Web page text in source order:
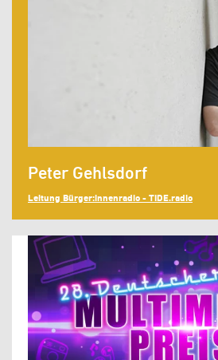
Peter Gehlsdorf
Leitung Bürger:innenradio - TIDE.radio